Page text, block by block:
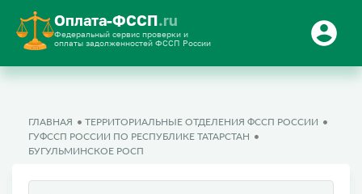
Оплата-ФССП.ru
Федеральный сервис проверки и
оплаты задолженностей ФССП России
ГЛАВНАЯ
ТЕРРИТОРИАЛЬНЫЕ ОТДЕЛЕНИЯ ФССП РОССИИ
ГУФССП РОССИИ ПО РЕСПУБЛИКЕ ТАТАРСТАН
БУГУЛЬМИНСКОЕ РОСП